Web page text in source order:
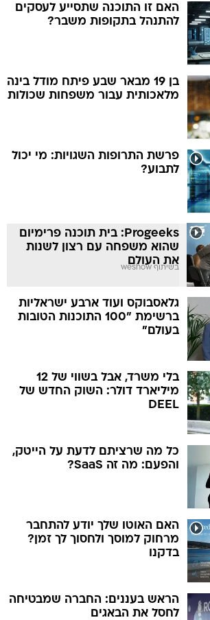
האם זו התוכנה שתסייע לעסקים
להתנהל בתקופות משבר?
בן 19 מבאר שבע פיתח מודל בינה
מלאכותית עבור משפחות שכולות
פרשת התרופות השגויות: מי יכול
לתבוע?
Progeeks: בית תוכנה פרימיום
שהוא משפחה עם רצון לשנות
את העולם
בשיתוף weshow
גלאסבוקס ועוד ארבע ישראליות
ברשימת "100 התוכנות הטובות
בעולם"
בלי משרד, אבל בשווי של 12
מיליארד דולר: השוק החדש של
DEEL
כל מה שרציתם לדעת על הייטק,
והפעם: מה זה SaaS?
האם האוטו שלך יודע להתחבר
מרחוק למוסך ולחסוך לך זמן?
בדקנו
הראש בעננים: החברה שמבטיחה
לחסל את הבאגים